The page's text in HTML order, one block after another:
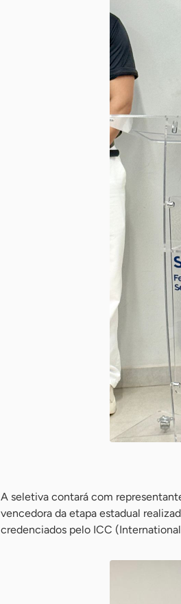
A seletiva contará com
vencedora da etapa estadual
credenciados pelo ICC